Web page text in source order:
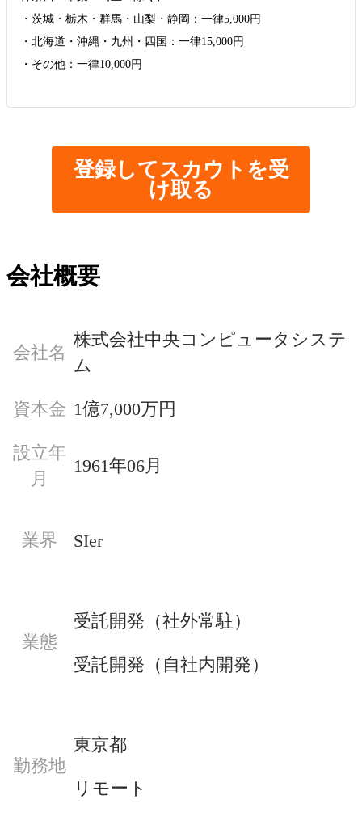
・茨城・栃木・群馬・山梨・静岡：一律5,000円
・北海道・沖縄・九州・四国：一律15,000円
・その他：一律10,000円
登録してスカウトを受
け取る
会社概要
会社名
株式会社中央コンピュータシステ
ム
資本金 1億7,000万円
設立年
月
1961年06月
業界 SIer
業態
受託開発（社外常駐）
受託開発（自社内開発）
勤務地
東京都
リモート